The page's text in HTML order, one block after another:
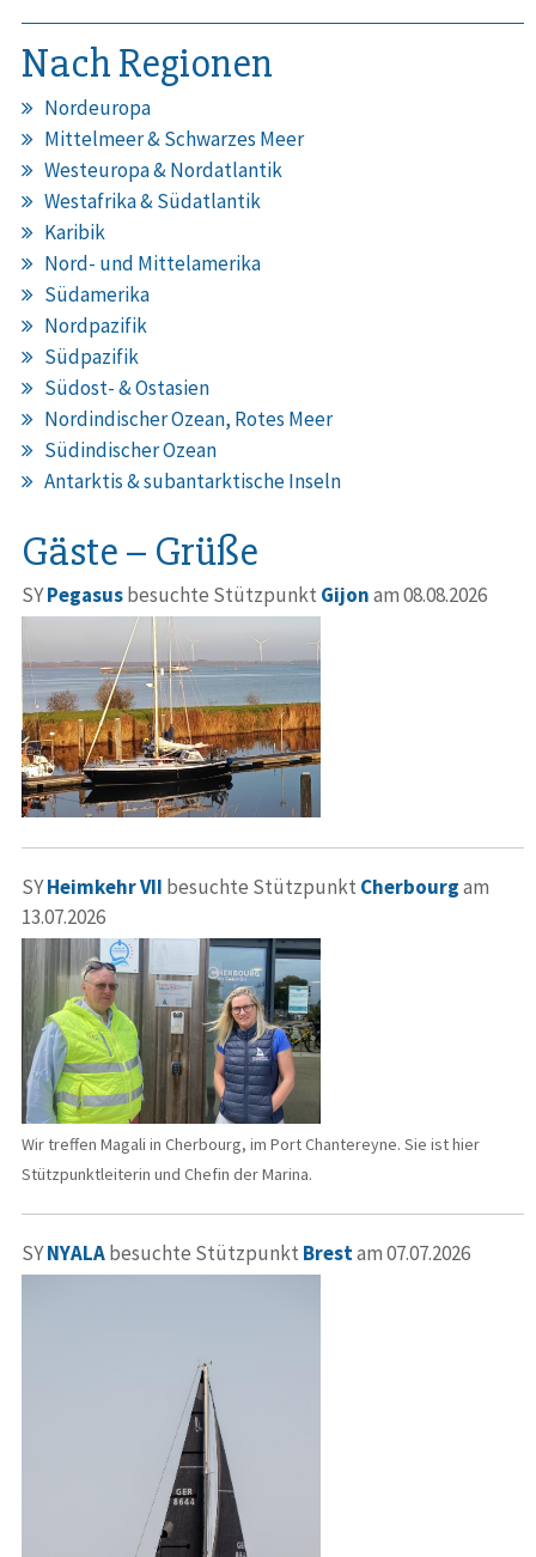
Nach Regionen
Nordeuropa
Mittelmeer & Schwarzes Meer
Westeuropa & Nordatlantik
Westafrika & Südatlantik
Karibik
Nord- und Mittelamerika
Südamerika
Nordpazifik
Südpazifik
Südost- & Ostasien
Nordindischer Ozean, Rotes Meer
Südindischer Ozean
Antarktis & subantarktische Inseln
Gäste – Grüße
SYPegasusbesuchte Stützpunkt Gijonam 08.08.2026
SYHeimkehr VII besuchte Stützpunkt Cherbourgam
13.07.2026
Wir treffen Magali in Cherbourg, im Port Chantereyne. Sie ist hier
Stützpunktleiterin und Chefin der Marina.
SYNYALAbesuchte Stützpunkt Brestam 07.07.2026